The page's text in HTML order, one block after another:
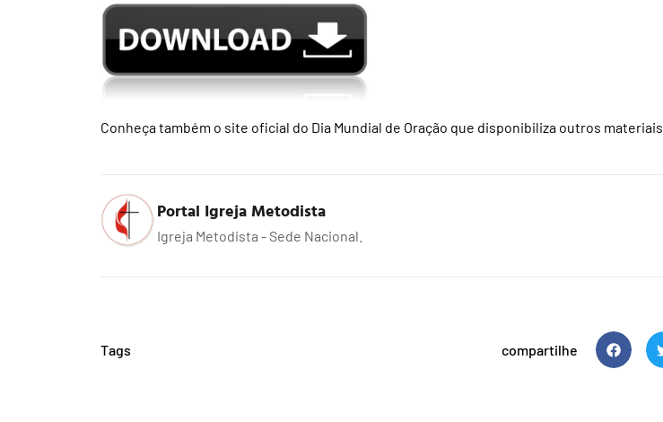
Conheça também o site oficial do Dia Mundial de Oração que disponibiliza outros materiais.
Portal Igreja Metodista
Igreja Metodista - Sede Nacional.
Tags compartilhe